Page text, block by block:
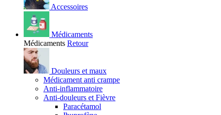
Accessoires
Médicaments
Médicaments Retour
Douleurs et maux
Médicament anti crampe
Anti-inflammatoire
Anti-douleurs et Fièvre
Paracétamol